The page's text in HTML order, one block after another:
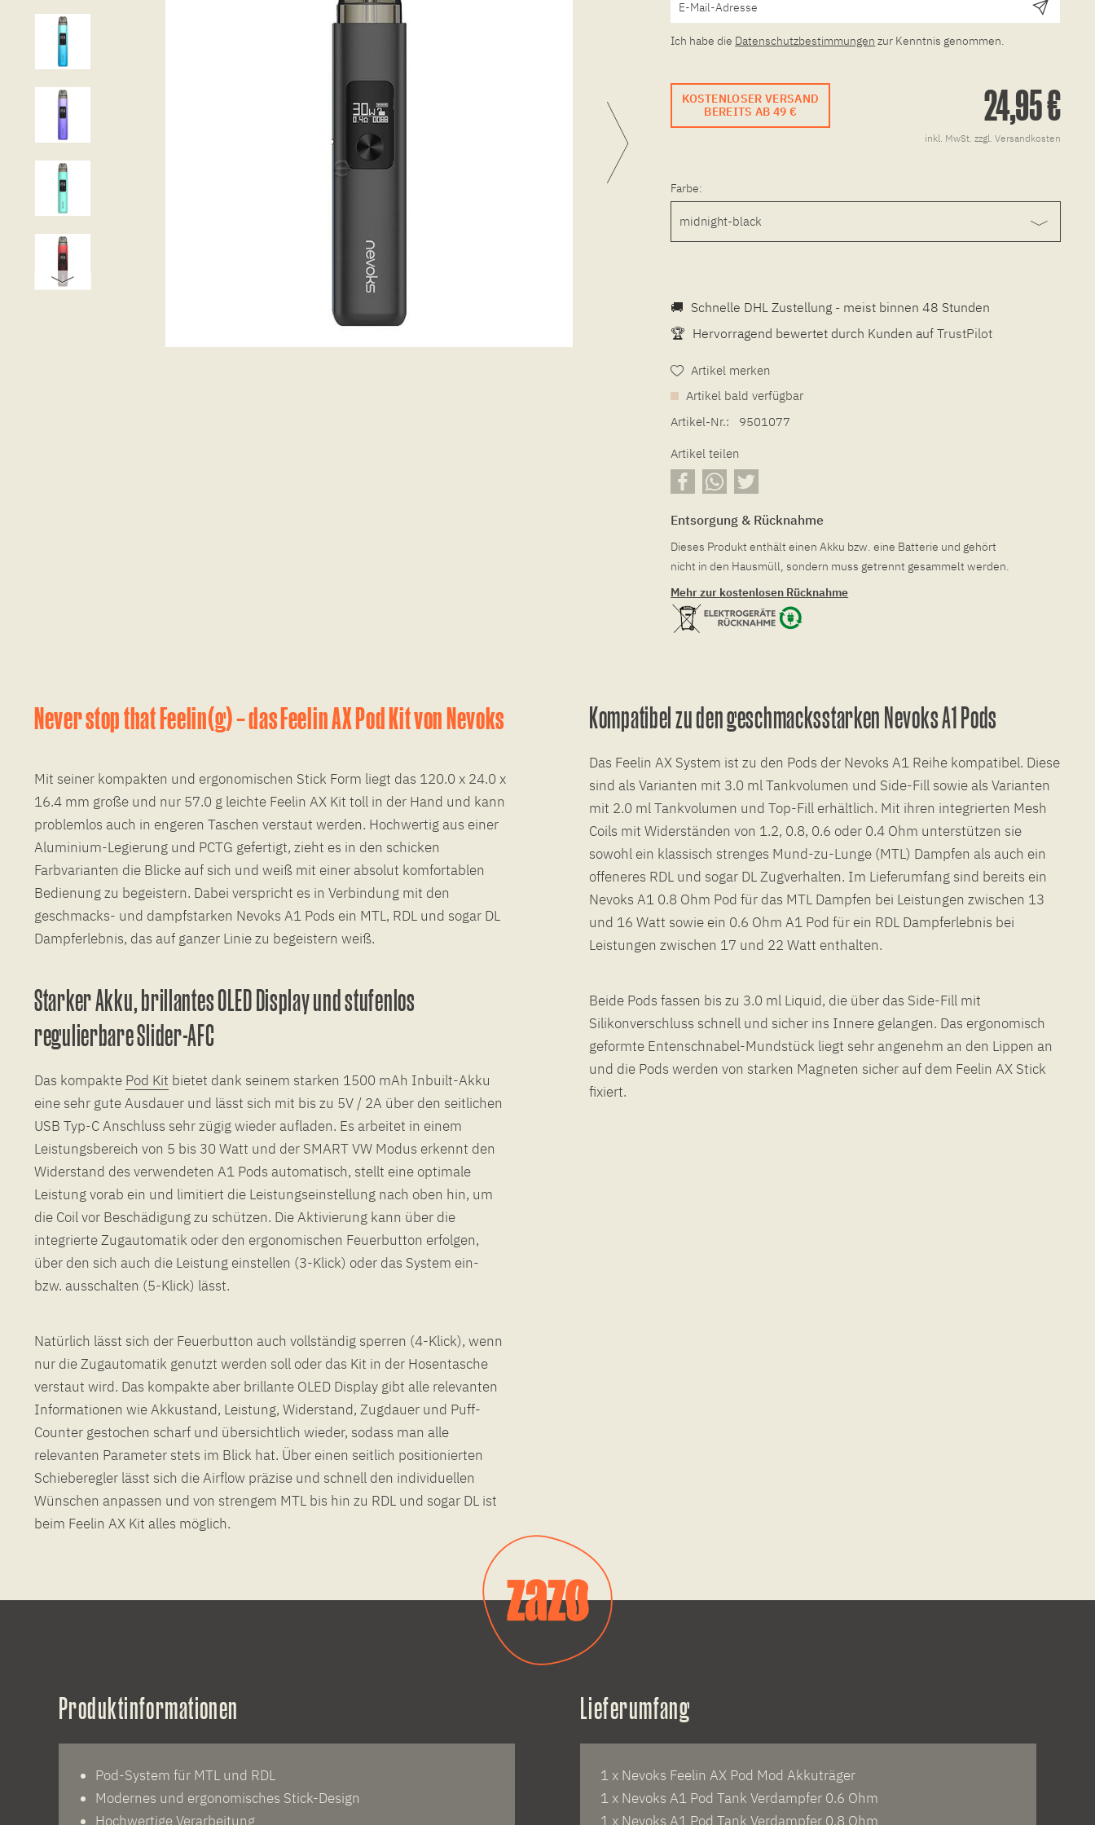
Ich habe die Datenschutzbestimmungen zur Kenntnis genommen.
KOSTENLOSER VERSAND
BEREITS AB 49 €
24,95 €
inkl. MwSt. zzgl. Versandkosten
Farbe:
🚚 Schnelle DHL Zustellung - meist binnen 48 Stunden
🏆 Hervorragend bewertet durch Kunden aufTrustPilot
Artikel merken
Artikel bald verfügbar
Artikel-Nr.:
9501077
Artikel teilen
Entsorgung & Rücknahme
Dieses Produkt enthält einen Akku bzw. eine Batterie und gehört
nicht in den Hausmüll, sondern muss getrennt gesammelt werden.
Mehr zur kostenlosen Rücknahme
Never stop that Feelin(g) – das Feelin AX Pod Kit von Nevoks
Mit seiner kompakten und ergonomischen Stick Form liegt das 120.0 x 24.0 x
16.4 mm große und nur 57.0 g leichte Feelin AX Kit toll in der Hand und kann
problemlos auch in engeren Taschen verstaut werden. Hochwertig aus einer
Aluminium-Legierung und PCTG gefertigt, zieht es in den schicken
Farbvarianten die Blicke auf sich und weiß mit einer absolut komfortablen
Bedienung zu begeistern. Dabei verspricht es in Verbindung mit den
geschmacks- und dampfstarken Nevoks A1 Pods ein MTL, RDL und sogar DL
Dampferlebnis, das auf ganzer Linie zu begeistern weiß.
Starker Akku, brillantes OLED Display und stufenlos
regulierbare Slider-AFC
Das kompakte Pod Kit bietet dank seinem starken 1500 mAh Inbuilt-Akku
eine sehr gute Ausdauer und lässt sich mit bis zu 5V / 2A über den seitlichen
USB Typ-C Anschluss sehr zügig wieder aufladen. Es arbeitet in einem
Leistungsbereich von 5 bis 30 Watt und der SMART VW Modus erkennt den
Widerstand des verwendeten A1 Pods automatisch, stellt eine optimale
Leistung vorab ein und limitiert die Leistungseinstellung nach oben hin, um
die Coil vor Beschädigung zu schützen. Die Aktivierung kann über die
integrierte Zugautomatik oder den ergonomischen Feuerbutton erfolgen,
über den sich auch die Leistung einstellen (3-Klick) oder das System ein-
bzw. ausschalten (5-Klick) lässt.
Natürlich lässt sich der Feuerbutton auch vollständig sperren (4-Klick), wenn
nur die Zugautomatik genutzt werden soll oder das Kit in der Hosentasche
verstaut wird. Das kompakte aber brillante OLED Display gibt alle relevanten
Informationen wie Akkustand, Leistung, Widerstand, Zugdauer und Puff-
Counter gestochen scharf und übersichtlich wieder, sodass man alle
relevanten Parameter stets im Blick hat. Über einen seitlich positionierten
Schieberegler lässt sich die Airflow präzise und schnell den individuellen
Wünschen anpassen und von strengem MTL bis hin zu RDL und sogar DL ist
beim Feelin AX Kit alles möglich.
Kompatibel zu den geschmacksstarken Nevoks A1 Pods
Das Feelin AX System ist zu den Pods der Nevoks A1 Reihe kompatibel. Diese
sind als Varianten mit 3.0 ml Tankvolumen und Side-Fill sowie als Varianten
mit 2.0 ml Tankvolumen und Top-Fill erhältlich. Mit ihren integrierten Mesh
Coils mit Widerständen von 1.2, 0.8, 0.6 oder 0.4 Ohm unterstützen sie
sowohl ein klassisch strenges Mund-zu-Lunge (MTL) Dampfen als auch ein
offeneres RDL und sogar DL Zugverhalten. Im Lieferumfang sind bereits ein
Nevoks A1 0.8 Ohm Pod für das MTL Dampfen bei Leistungen zwischen 13
und 16 Watt sowie ein 0.6 Ohm A1 Pod für ein RDL Dampferlebnis bei
Leistungen zwischen 17 und 22 Watt enthalten.
Beide Pods fassen bis zu 3.0 ml Liquid, die über das Side-Fill mit
Silikonverschluss schnell und sicher ins Innere gelangen. Das ergonomisch
geformte Entenschnabel-Mundstück liegt sehr angenehm an den Lippen an
und die Pods werden von starken Magneten sicher auf dem Feelin AX Stick
fixiert.
Produktinformationen
Pod-System für MTL und RDL
Modernes und ergonomisches Stick-Design
Hochwertige Verarbeitung
Lieferumfang
1 x Nevoks Feelin AX Pod Mod Akkuträger
1 x Nevoks A1 Pod Tank Verdampfer 0.6 Ohm
1 x Nevoks A1 Pod Tank Verdampfer 0.8 Ohm